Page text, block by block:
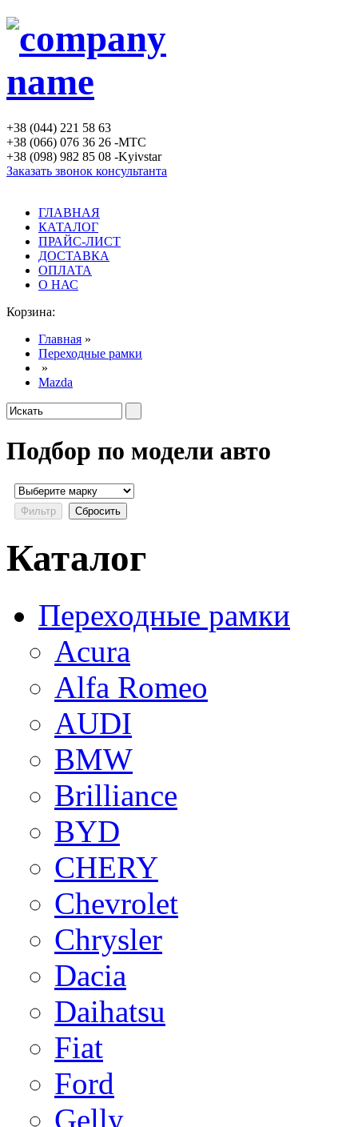
+38 (044) 221 58 63
+38 (066) 076 36 26 -MTC
+38 (098) 982 85 08 -Kyivstar
Заказать звонок консультанта
ГЛАВНАЯ
КАТАЛОГ
ПРАЙС-ЛИСТ
ДОСТАВКА
ОПЛАТА
О НАС
Корзина:
Главная »
Переходные рамки
»
Mazda
Подбор по модели авто
Каталог
Переходные рамки
Acura
Alfa Romeo
AUDI
BMW
Brilliance
BYD
CHERY
Chevrolet
Chrysler
Dacia
Daihatsu
Fiat
Ford
Gelly